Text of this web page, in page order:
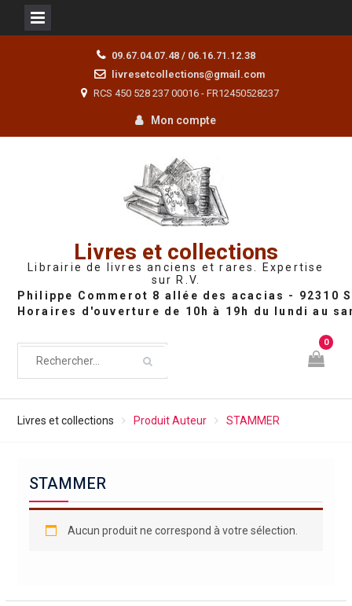
09.67.04.07.48 / 06.16.71.12.38
livresetcollections@gmail.com
RCS 450 528 237 00016 - FR12450528237
Mon compte
Livres et collections
Librairie de livres anciens et rares. Expertise
sur R.V.
0
Livres et collections Produit Auteur STAMMER
STAMMER
Aucun produit ne correspond à votre sélection.